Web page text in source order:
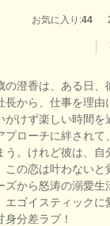
お気に入り:44
の澄香は、ある日、
長から、仕事を理由
けず楽しい時間を
ローチに絆されて
。けれど彼は、自
の恋は叶わないと
ズから怒涛の溺愛
エゴイスティックに
分差ラブ！